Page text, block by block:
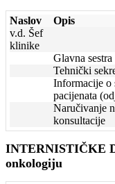
Naslov Opis
v.d. Šef
klinike
Glavna
Tehnički
Informacije o
pacijenata
Naručivanje
konsultacije
INTERNISTIČKE
onkologiju